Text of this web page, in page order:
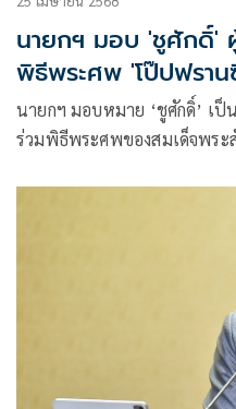
นายกฯ มอบ 'ชูศักดิ์'
พิธีพระศพ 'โป๊ปฟราน
นายกฯ มอบหมาย ‘ชูศักดิ์’ เ
ร่วมพิธีพระศพของสมเด็จพร